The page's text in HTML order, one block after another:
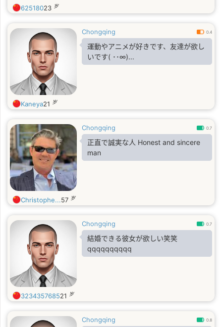
62518023 岁
Chongqing 0.4
運動やアニメが好きです、友達が欲し
いです( ･･∞)...
Kaneya21 岁
Chongqing 0.7
正直で誠実な人 Honest and sincere
man
Christophe...57 岁
Chongqing 0.7
結婚できる彼女が欲しい笑笑
qqqqqqqqqq
323435768521 岁
Chongqing 0.8